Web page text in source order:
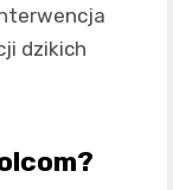
dzikich